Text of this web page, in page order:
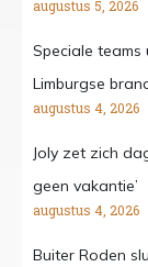
augustus 5, 2026
Speciale teams
Limburgse
augustus 4, 2026
Joly zet zich
geen vakantie’
augustus 4, 2026
Buiter Roden